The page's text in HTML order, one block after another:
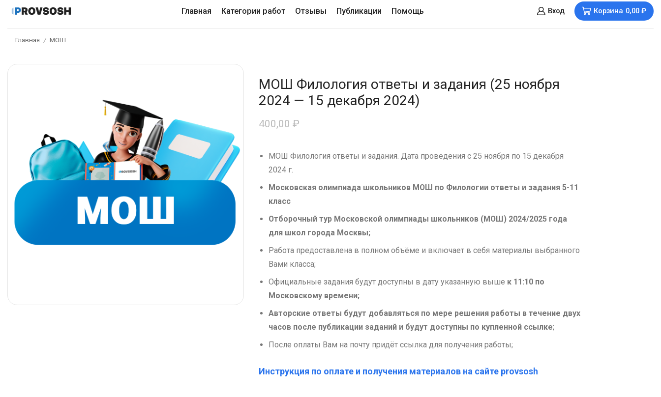
Главная Категории работ Отзывы Публикации Помощь Вход Корзина 0,00 ₽
Главная / МОШ
МОШ Филология ответы и задания (25 ноября
2024 — 15 декабря 2024)
400,00 ₽
МОШ Филология ответы и задания. Дата проведения с 25 ноября по 15 декабря
2024 г.
Московская олимпиада школьников МОШ по Филологии ответы и задания 5-11
класс
Отборочный тур Московской олимпиады школьников (МОШ) 2024/2025 года
для школ города Москвы;
Работа предоставлена в полном объёме и включает в себя материалы выбранного
Вами класса;
Официальные задания будут доступны в дату указанную выше к 11:10 по
Московскому времени;
Авторские ответы будут добавляться по мере решения работы в течение двух
часов после публикации заданий и будут доступны по купленной ссылке;
После оплаты Вам на почту придёт ссылка для получения работы;
Инструкция по оплате и получения материалов на сайте provsosh